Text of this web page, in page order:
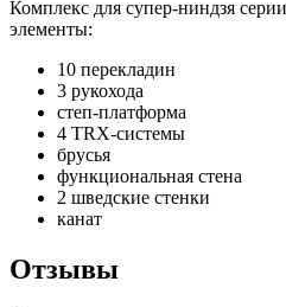
Комплекс для супер-ниндзя
элементы:
10 перекладин
3 рукохода
степ-платформа
4 TRX-системы
брусья
функциональная стена
2 шведские стенки
канат
Отзывы